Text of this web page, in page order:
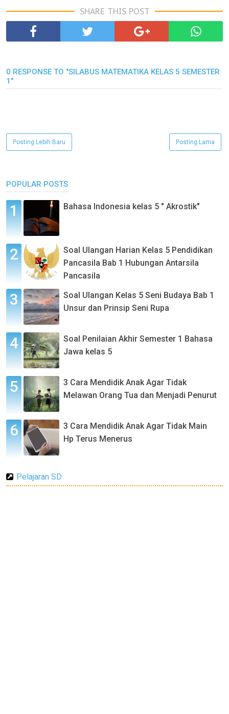
SHARE THIS POST
0 RESPONSE TO "SILABUS MATEMATIKA KELAS 5 SEMESTER
1"
Posting Lebih Baru Posting Lama
POPULAR POSTS
Bahasa Indonesia kelas 5 " Akrostik"
Soal Ulangan Harian Kelas 5 Pendidikan
Pancasila Bab 1 Hubungan Antarsila
Pancasila
Soal Ulangan Kelas 5 Seni Budaya Bab 1
Unsur dan Prinsip Seni Rupa
Soal Penilaian Akhir Semester 1 Bahasa
Jawa kelas 5
3 Cara Mendidik Anak Agar Tidak
Melawan Orang Tua dan Menjadi Penurut
3 Cara Mendidik Anak Agar Tidak Main
Hp Terus Menerus
Pelajaran SD